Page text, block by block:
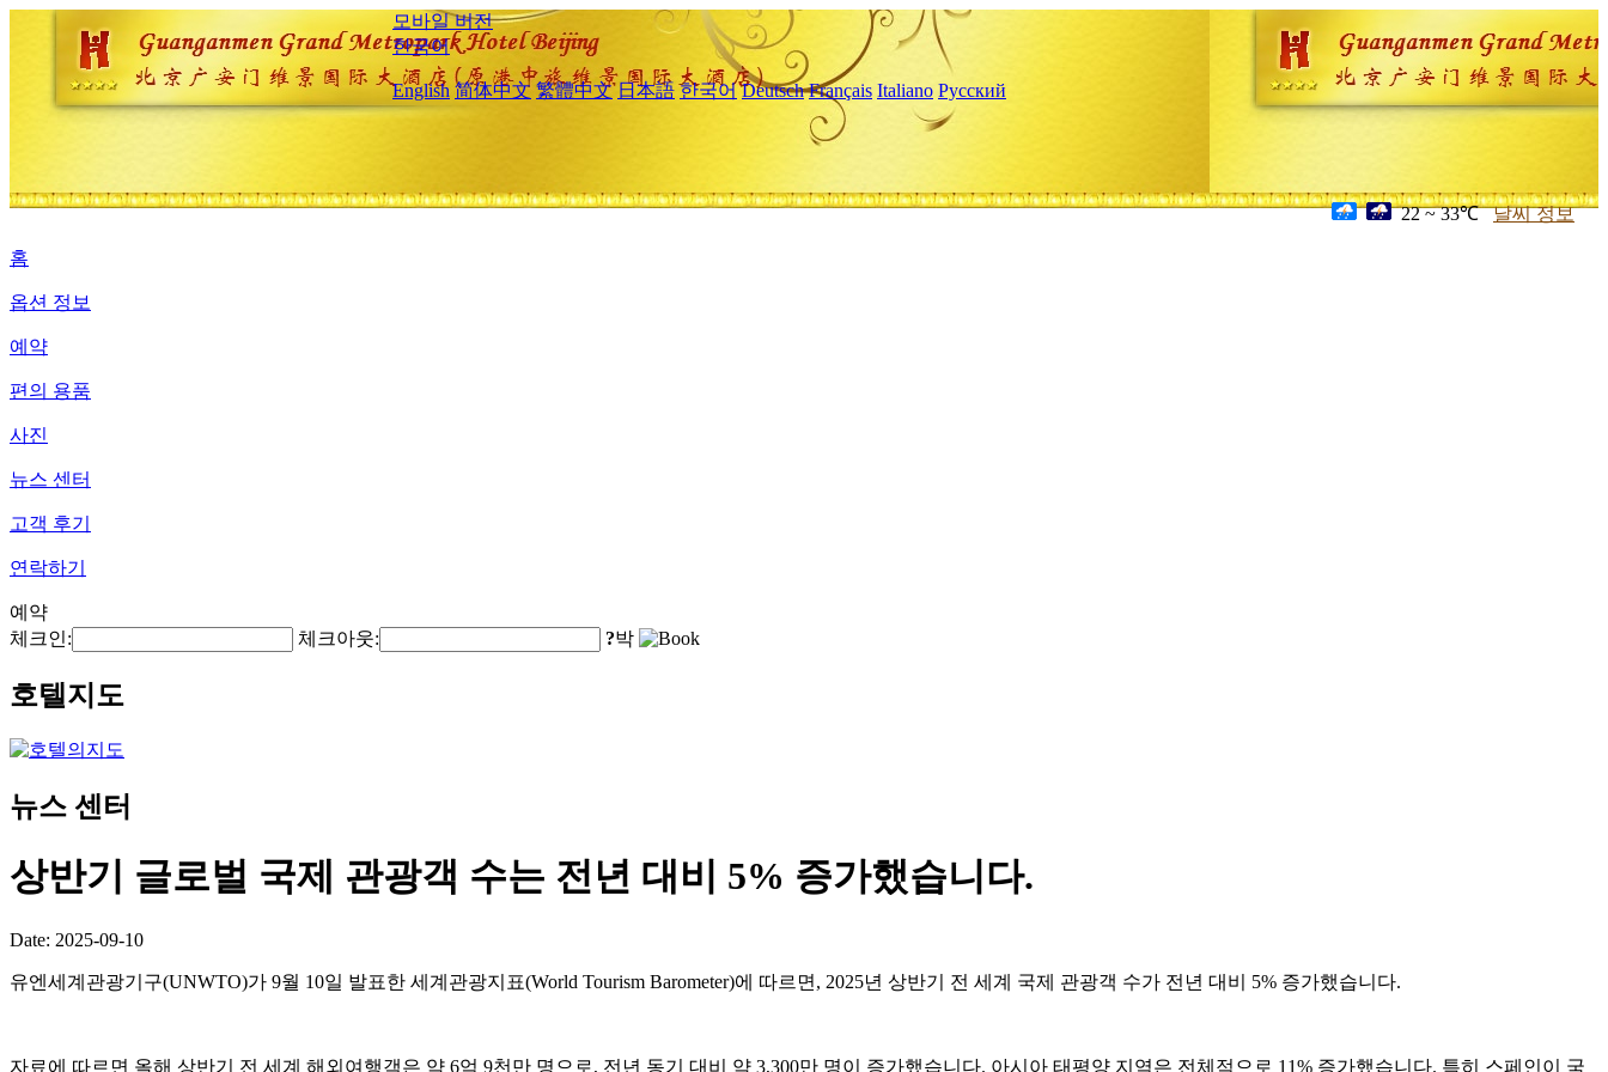
모바일 버전
한국어
English 简体中文 繁體中文 日本語 한국어 Deutsch Français Italiano Русский
22 ~ 33℃ 날씨 정보
홈
옵션 정보
예약
편의 용품
사진
뉴스 센터
고객 후기
연락하기
예약
체크인:
체크아웃: ?박
호텔지도
뉴스 센터
상반기 글로벌 국제 관광객 수는 전년 대비 5% 증가했습니다.
Date: 2025-09-10
유엔세계관광기구(UNWTO)가 9월 10일 발표한 세계관광지표(World Tourism Barometer)에 따르면, 2025년 상반기 전 세계 국제 관광객 수가 전년 대비 5% 증가했습니다.
자료에 따르면 올해 상반기 전 세계 해외여행객은 약 6억 9천만 명으로, 전년 동기 대비 약 3,300만 명이 증가했습니다. 아시아 태평양 지역은 전체적으로 11% 증가했습니다. 특히 스페인이 국